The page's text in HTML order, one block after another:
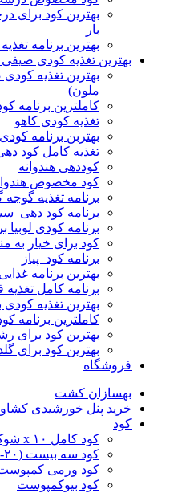
بهترین کود برای
بار
بهترین برنامه
بهترین تغذیه کودی
بهترین تغذیه
ملون)
کاملترین برنامه
تغذیه کودی کاهو
بهتربن برنامه
تغذیه کامل کود
کوددهی هندوانه
کود مخصوص
برنامه تغذیه گوجه
برنامه کود دهی
برنامه کودی لوبیا
کود برای خیار به
برنامه کود پیاز
بهترین برنامه
برنامه کامل تغذیه
بهترین تغذیه کودی
کاملترین برنامه
بهترین کود برای
بهترین کود برای
فروشگاه
بهسازان کشت
خرید پنل خورشیدی
کود
کود کامل ۱۰ x شوک
کود سه بیست (۲۰-۲۰-۲۰)
کود ورمی
کود بیوکمپوست